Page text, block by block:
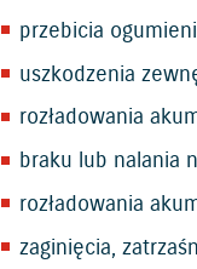
przebicia
uszkodzenia
rozładowania
braku lub nalania
rozładowania
zaginięcia,